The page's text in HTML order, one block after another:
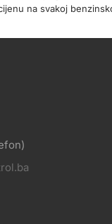
na svakoj